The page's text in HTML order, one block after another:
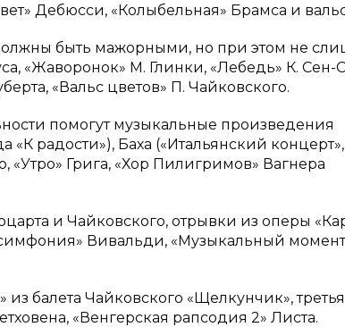
Дебюсси, «Колыбельная» Брамса и
быть мажорными, но при этом не
«Жаворонок» М. Глинки, «Лебедь» К. Сен-
«Вальс цветов» П. Чайковского.
помогут музыкальные произведения
радости»), Баха («Итальянский концерт»,
«Утро» Грига, «Хор Пилигримов» Вагнера
и Чайковского, отрывки из оперы
Вивальди, «Музыкальный
балета Чайковского «Щелкунчик», третья
«Венгерская рапсодия 2» Листа.